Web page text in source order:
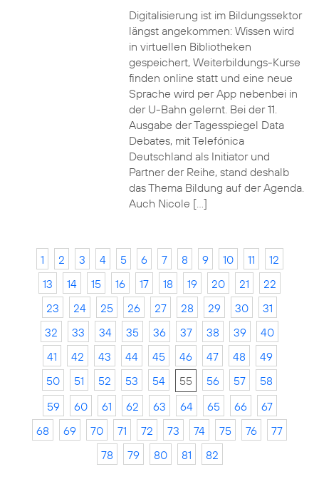
Digitalisierung ist im Bildungssektor
längst angekommen: Wissen wird
in virtuellen Bibliotheken
gespeichert, Weiterbildungs-Kurse
finden online statt und eine neue
Sprache wird per App nebenbei in
der U-Bahn gelernt. Bei der 11.
Ausgabe der Tagesspiegel Data
Debates, mit Telefónica
Deutschland als Initiator und
Partner der Reihe, stand deshalb
das Thema Bildung auf der Agenda.
Auch Nicole […]
1 2 3 4 5 6 7 8 9 10 11
12
13
14 15 16 17 18 19 20 21
22
23
24 25 26 27 28 29 30
31
32
33 34 35 36 37 38 39
40
41
42 43 44 45 46 47 48
49
50
51 52 53 54 55 56 57
58
59
60 61 62 63 64 65 66
67
68
69 70 71 72 73 74 75 76
77
78
79 80 81 82